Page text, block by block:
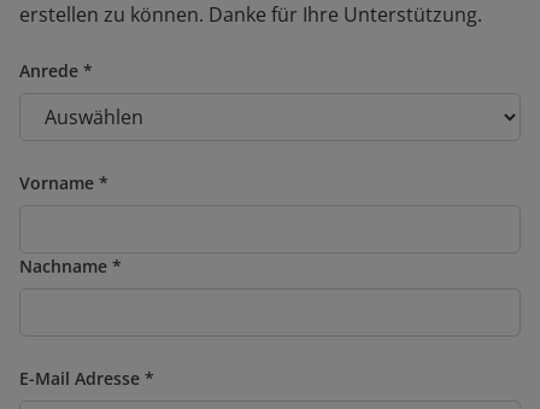
erstellen zu können. Danke für Ihre Unterstützung.
Anrede
Vorname
Nachname
E-Mail Adresse